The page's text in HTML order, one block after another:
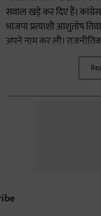
सवाल खड़े कर दिए हैं।
भाजपा प्रत्याशी आशुतोष
अपने नाम कर ली।